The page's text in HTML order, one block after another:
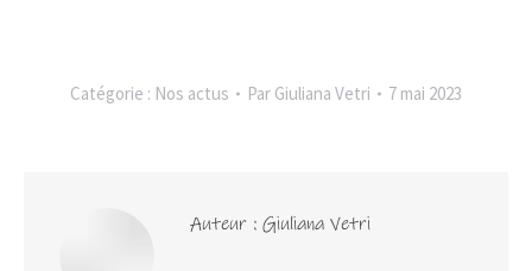
Catégorie : Nos actus Par Giuliana Vetri 7 mai 2023
Auteur : Giuliana Vetri